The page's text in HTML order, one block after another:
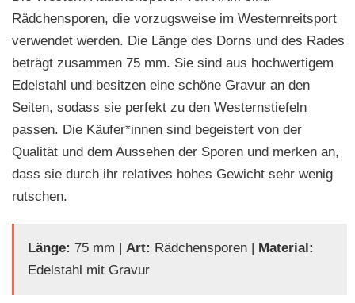
Rädchensporen, die vorzugsweise im Westernreitsport
verwendet werden. Die Länge des Dorns und des Rades
beträgt zusammen 75 mm. Sie sind aus hochwertigem
Edelstahl und besitzen eine schöne Gravur an den
Seiten, sodass sie perfekt zu den Westernstiefeln
passen. Die Käufer*innen sind begeistert von der
Qualität und dem Aussehen der Sporen und merken an,
dass sie durch ihr relatives hohes Gewicht sehr wenig
rutschen.
Länge: 75 mm | Art: Rädchensporen | Material:
Edelstahl mit Gravur